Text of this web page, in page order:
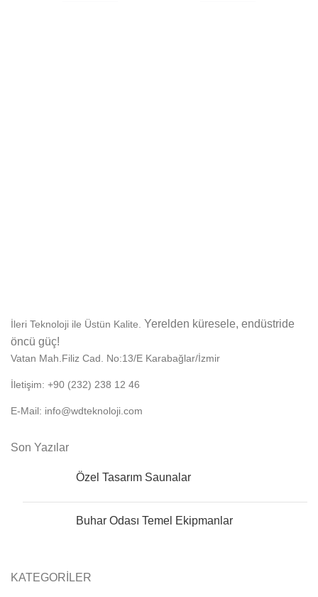
İleri Teknoloji ile Üstün Kalite. Yerelden küresele, endüstride
öncü güç!
Vatan Mah.Filiz Cad. No:13/E Karabağlar/İzmir
İletişim: +90 (232) 238 12 46
E-Mail: info@wdteknoloji.com
Son Yazılar
Özel Tasarım Saunalar
Buhar Odası Temel Ekipmanlar
KATEGORİLER